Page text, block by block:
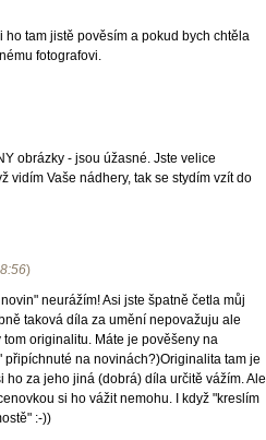
tam jistě pověsím a pokud bych chtěla
fotografovi.
obrázky - jsou úžasné. Jste velice
vidím Vaše nádhery, tak se stydím vzít do
)
neurážím! Asi jste špatně četla můj
taková díla za umění nepovažuju ale
originalitu. Máte je pověšeny na
na novinách?)Originalita tam je
za jeho jiná (dobrá) díla určitě vážím. Ale
si ho vážit nemohu. I když "kreslím
:-))